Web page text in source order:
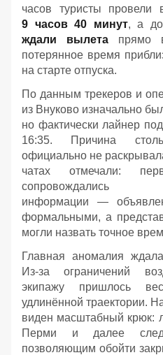
часов туристы провели
9 часов 40 минут, а до
ждали вылетапрямо в
потерянное время
на старте отпуска.
По данным трекеров и
из Внуково изначально
но фактически лайнер
16:35. Причина
официально не
чатах отмечали:
информации —
формальными, а
могли назвать точное
Главная аномалия
Из‑за ограничений
экипажу пришлось
удлинённой траектории.
виден масштабный крюк:
Перми и далее
позволяющим обойти